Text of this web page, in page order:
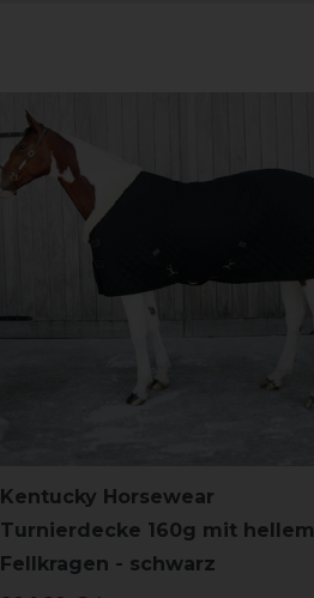
Kentucky Horsewear
Turnierdecke 160g mit hellem
Fellkragen - schwarz